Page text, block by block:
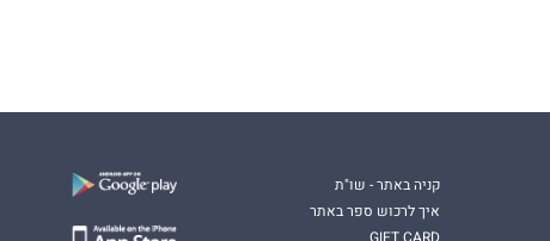
קניה באתר - שו"ת
איך לרכוש ספר באתר